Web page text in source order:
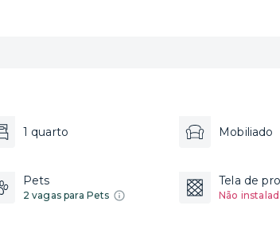
1 quarto Mobiliado
Pets
2 vagas para Pets
Tela de
Não